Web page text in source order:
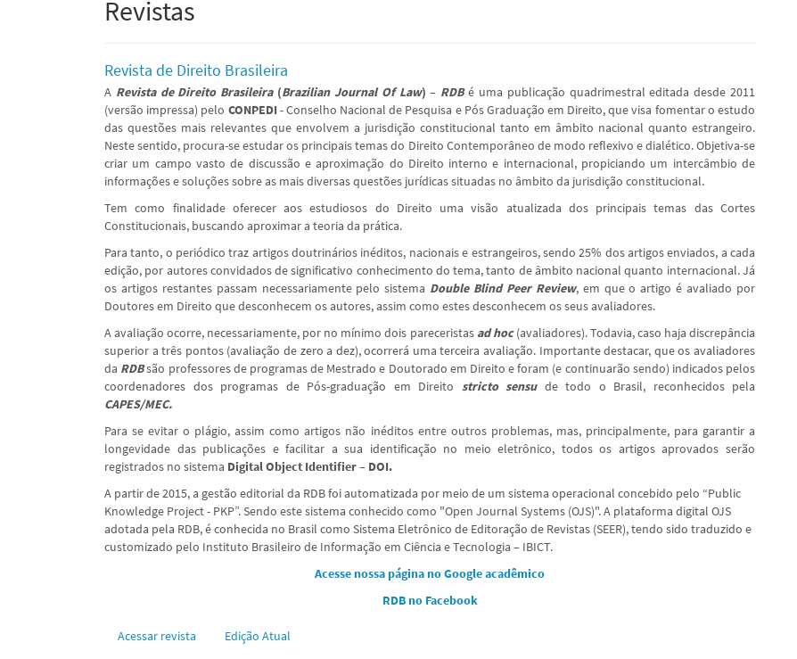
Revistas
Revista de Direito Brasileira
A Revista de Direito Brasileira(Brazilian Journal Of Law) – RDBé uma publicação quadrimestral editada desde 2011
(versão impressa) pelo CONPEDI- Conselho Nacional de Pesquisa e Pós Graduação em Direito, que visa fomentar o estudo
das questões mais relevantes que envolvem a jurisdição constitucional tanto em âmbito nacional quanto estrangeiro.
Neste sentido, procura-se estudar os principais temas do Direito Contemporâneo de modo reflexivo e dialético. Objetiva-se
criar um campo vasto de discussão e aproximação do Direito interno e internacional, propiciando um intercâmbio de
informações e soluções sobre as mais diversas questões jurídicas situadas no âmbito da jurisdição constitucional.
Tem como finalidade oferecer aos estudiosos do Direito uma visão atualizada dos principais temas das Cortes
Constitucionais, buscando aproximar a teoria da prática.
Para tanto, o periódico traz artigos doutrinários inéditos, nacionais e estrangeiros, sendo 25% dos artigos enviados, a cada
edição, por autores convidados de significativo conhecimento do tema, tanto de âmbito nacional quanto internacional. Já
os artigos restantes passam necessariamente pelo sistema Double Blind Peer Review, em que o artigo é avaliado por
Doutores em Direito que desconhecem os autores, assim como estes desconhecem os seus avaliadores.
A avaliação ocorre, necessariamente, por no mínimo dois pareceristas ad hoc(avaliadores). Todavia, caso haja discrepância
superior a três pontos (avaliação de zero a dez), ocorrerá uma terceira avaliação. Importante destacar, que os avaliadores
da RDBsão professores de programas de Mestrado e Doutorado em Direito e foram (e continuarão sendo) indicados pelos
coordenadores dos programas de Pós-graduação em Direito stricto sensude todo o Brasil, reconhecidos pela
CAPES/MEC.
Para se evitar o plágio, assim como artigos não inéditos entre outros problemas, mas, principalmente, para garantir a
longevidade das publicações e facilitar a sua identificação no meio eletrônico, todos os artigos aprovados serão
registrados no sistema Digital Object Identifier – DOI.
A partir de 2015, a gestão editorial da RDB foi automatizada por meio de um sistema operacional concebido pelo “Public
Knowledge Project - PKP”. Sendo este sistema conhecido como "Open Journal Systems (OJS)". A plataforma digital OJS
adotada pela RDB, é conhecida no Brasil como Sistema Eletrônico de Editoração de Revistas (SEER), tendo sido traduzido e
customizado pelo Instituto Brasileiro de Informação em Ciência e Tecnologia – IBICT.
Acesse nossa página no Google acadêmico
RDB no Facebook
Acessar revista Edição Atual